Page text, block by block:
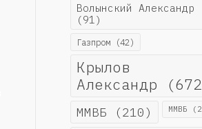
Волынский Александр
(91)
Газпром(42)
Крылов
Александр
ММВБ (210) ММВБ